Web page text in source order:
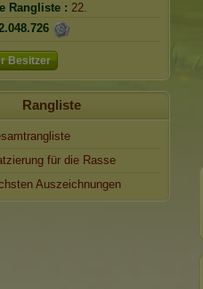
Rangliste : 22.
Besitzer
Rangliste
für die Rasse
Auszeichnungen